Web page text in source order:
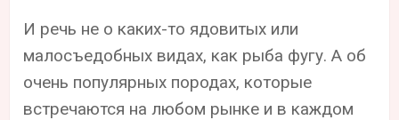
И речь не о каких-то ядовитых или
малосъедобных видах, как рыба фугу. А об
очень популярных породах, которые
встречаются на любом рынке и в каждом